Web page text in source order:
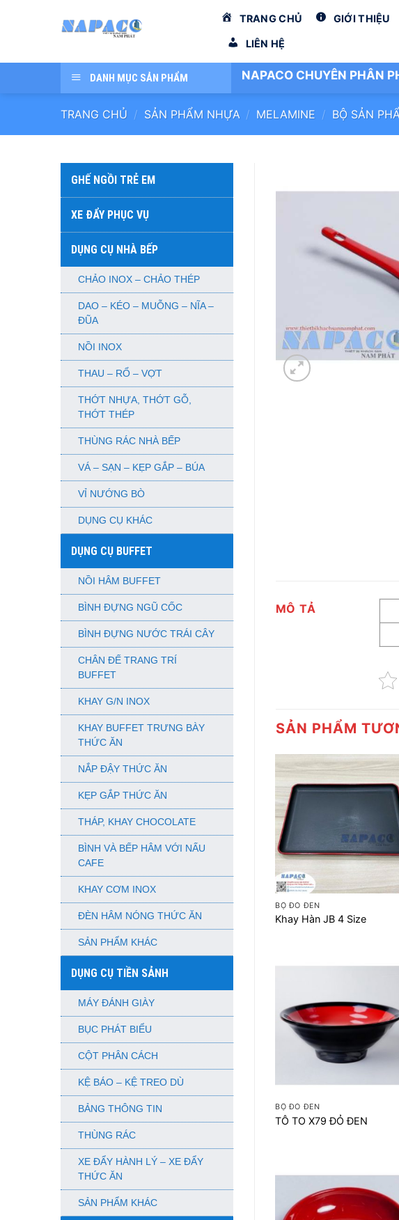
dung
TRANG CHỦ GIỚI THIỆU
LIÊN HỆ
DANH MỤC SẢN PHẨM NAPACO CHUYÊN PHÂN
TRANG CHỦ / SẢN PHẨM NHỰA / MELAMINE / BỘ SẢN
GHẾ NGỒI TRẺ EM
XE ĐẨY PHỤC VỤ
DỤNG CỤ NHÀ BẾP
CHẢO INOX – CHẢO THÉP
DAO – KÉO – MUỖNG – NĨA –
ĐŨA
NỒI INOX
THAU – RỔ – VỢT
THỚT NHỰA, THỚT GỖ,
THỚT THÉP
THÙNG RÁC NHÀ BẾP
VÁ – SẠN – KẸP GẮP – BÚA
VỈ NƯỚNG BÒ
DỤNG CỤ KHÁC
DỤNG CỤ BUFFET
NỒI HÂM BUFFET
BÌNH ĐỰNG NGŨ CỐC
BÌNH ĐỰNG NƯỚC TRÁI CÂY
CHÂN ĐẾ TRANG TRÍ
BUFFET
KHAY G/N INOX
KHAY BUFFET TRƯNG BÀY
THỨC ĂN
NẮP ĐẬY THỨC ĂN
KẸP GẮP THỨC ĂN
THÁP, KHAY CHOCOLATE
BÌNH VÀ BẾP HÂM VỚI NẤU
CAFE
KHAY CƠM INOX
ĐÈN HÂM NÓNG THỨC ĂN
SẢN PHẨM KHÁC
DỤNG CỤ TIỀN SẢNH
MÁY ĐÁNH GIÀY
BỤC PHÁT BIỂU
CỘT PHÂN CÁCH
KỆ BÁO – KỆ TREO DÙ
BẢNG THÔNG TIN
THÙNG RÁC
XE ĐẨY HÀNH LÝ – XE ĐẨY
THỨC ĂN
SẢN PHẨM KHÁC
MÔ TẢ
SẢN PHẨM
+
BỘ ĐỎ ĐEN
Khay Hàn JB 4 Size
BỘ ĐỎ ĐEN
TÔ TO X79 ĐỎ ĐEN